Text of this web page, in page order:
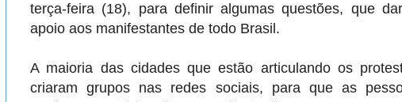
terça-feira (18), para definir algumas questões, que
apoio aos manifestantes de todo Brasil.
A maioria das cidades que estão articulando os
criaram grupos nas redes sociais, para que as